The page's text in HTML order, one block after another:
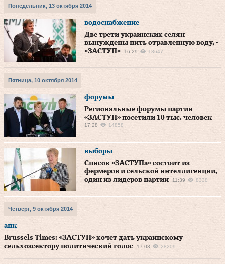
Понедельник, 13 октября 2014
водоснабжение
Две трети украинских селян
вынуждены пить отравленную воду, -
«ЗАСТУП»
16:29 13647
Пятница, 10 октября 2014
форумы
Региональные форумы партии
«ЗАСТУП» посетили 10 тыс. человек
17:28 14858
выборы
Список «ЗАСТУПа» состоит из
фермеров и сельской интеллигенции, -
один из лидеров партии
11:39 8338
Четверг, 9 октября 2014
апк
Brussels Times: «ЗАСТУП» хочет дать украинскому
сельхозсектору политический голос
17:03 28209